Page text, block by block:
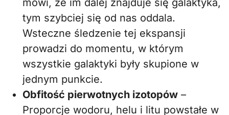
mówi, że im dalej znajduje się galaktyka,
tym szybciej się od nas oddala.
Wsteczne śledzenie tej ekspansji
prowadzi do momentu, w którym
wszystkie galaktyki były skupione w
jednym punkcie.
Obfitość pierwotnych izotopów –
Proporcje wodoru, helu i litu powstałe w